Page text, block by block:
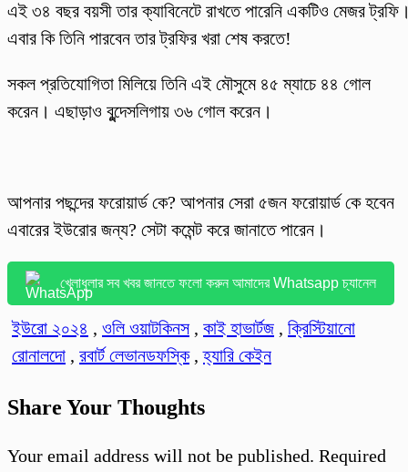
এই ৩৪ বছর বয়সী তার ক্যাবিনেটে রাখতে পারেনি একটিও মেজর
এবার কি তিনি পারবেন তার ট্রফির খরা শেষ করতে!
সকল প্রতিযোগিতা মিলিয়ে তিনি এই মৌসুমে ৪৫ ম্যাচে ৪৪ গোল
করেন। এছাড়াও বুন্দেসলিগায় ৩৬ গোল করেন।
আপনার পছন্দের ফরোয়ার্ড কে? আপনার সেরা ৫জন ফরোয়ার্ড কে হবেন
এবারের ইউরোর জন্য? সেটা কমেন্ট করে জানাতে পারেন।
খেলাধুলার সব খবর জানতে ফলো করুন আমাদের Whatsapp চ্যানেল
ইউরো ২০২৪ , ওলি ওয়াটকিনস, কাই হাভার্টজ , ক্রিস্টিয়ানো
রোনালদো , রবার্ট লেভানডফস্কি,হ্যারি কেইন
Share Your Thoughts
Your email address will not be published. Required